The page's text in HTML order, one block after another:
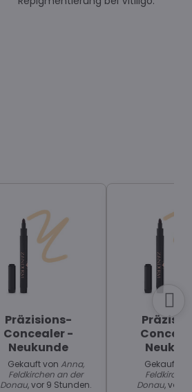
Präzisions-
Concealer -
Neukunde
Gekauft von Anna,
Feldkirchen an der
Donau, vor 9 Stunden.
Gekauft
Donau, vor 9